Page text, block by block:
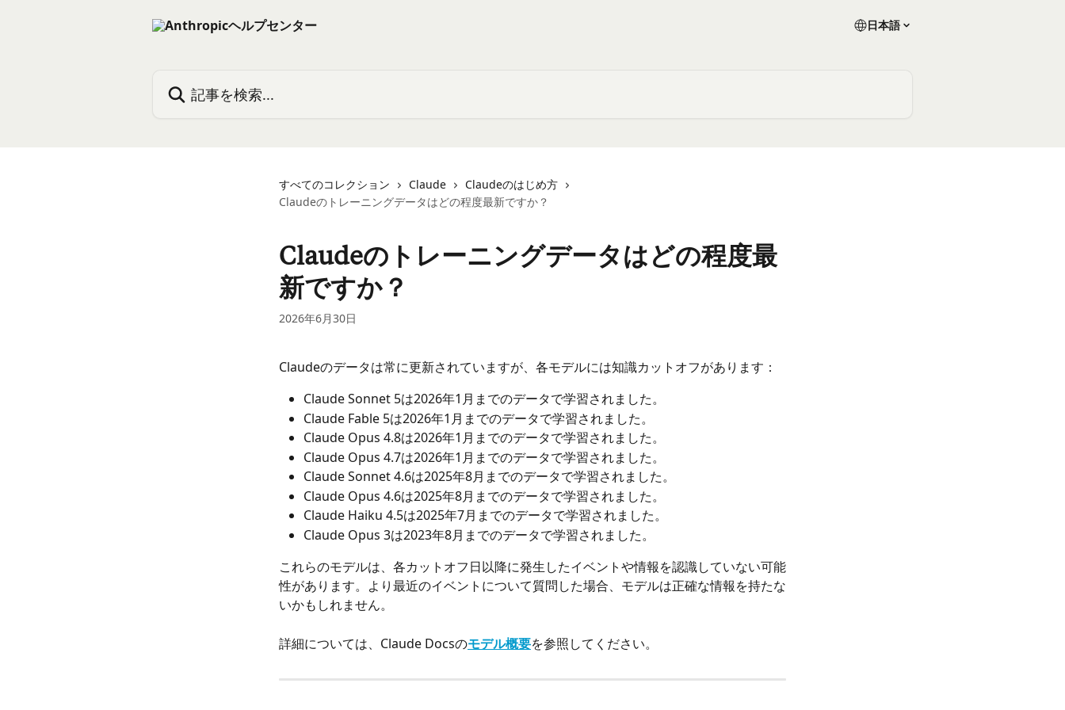
日本語
すべてのコレクション Claude
Claudeのはじめ方
Claudeのトレーニングデータはどの程度最新ですか？
Claudeのトレーニングデータはどの程度最
新ですか？
2026年6月30日
Claudeのデータは常に更新されていますが、各モデルには知識カットオフがあります：
Claude Sonnet 5は2026年1月までのデータで学習されました。
Claude Fable 5は2026年1月までのデータで学習されました。
Claude Opus 4.8は2026年1月までのデータで学習されました。
Claude Opus 4.7は2026年1月までのデータで学習されました。
Claude Sonnet 4.6は2025年8月までのデータで学習されました。
Claude Opus 4.6は2025年8月までのデータで学習されました。
Claude Haiku 4.5は2025年7月までのデータで学習されました。
Claude Opus 3は2023年8月までのデータで学習されました。
これらのモデルは、各カットオフ日以降に発生したイベントや情報を認識していない可能
性があります。より最近のイベントについて質問した場合、モデルは正確な情報を持たな
いかもしれません。
詳細については、Claude Docsのモデル概要を参照してください。